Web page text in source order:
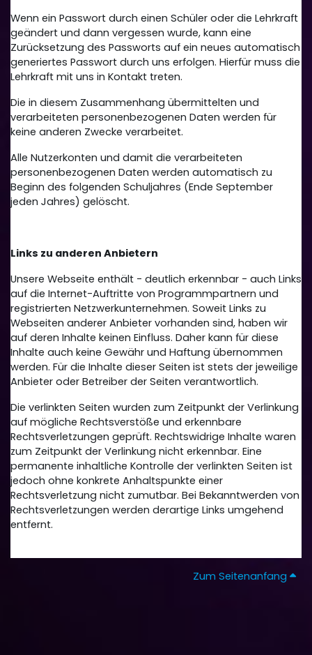
Wenn ein Passwort durch einen Schüler oder die Lehrkraft
geändert und dann vergessen wurde, kann eine
Zurücksetzung des Passworts auf ein neues automatisch
generiertes Passwort durch uns erfolgen. Hierfür muss die
Lehrkraft mit uns in Kontakt treten.
Die in diesem Zusammenhang übermittelten und
verarbeiteten personenbezogenen Daten werden für
keine anderen Zwecke verarbeitet.
Alle Nutzerkonten und damit die verarbeiteten
personenbezogenen Daten werden automatisch zu
Beginn des folgenden Schuljahres (Ende September
jeden Jahres) gelöscht.
Links zu anderen Anbietern
Unsere Webseite enthält - deutlich erkennbar - auch Links
auf die Internet-Auftritte von Programmpartnern und
registrierten Netzwerkunternehmen. Soweit Links zu
Webseiten anderer Anbieter vorhanden sind, haben wir
auf deren Inhalte keinen Einfluss. Daher kann für diese
Inhalte auch keine Gewähr und Haftung übernommen
werden. Für die Inhalte dieser Seiten ist stets der jeweilige
Anbieter oder Betreiber der Seiten verantwortlich.
Die verlinkten Seiten wurden zum Zeitpunkt der Verlinkung
auf mögliche Rechtsverstöße und erkennbare
Rechtsverletzungen geprüft. Rechtswidrige Inhalte waren
zum Zeitpunkt der Verlinkung nicht erkennbar. Eine
permanente inhaltliche Kontrolle der verlinkten Seiten ist
jedoch ohne konkrete Anhaltspunkte einer
Rechtsverletzung nicht zumutbar. Bei Bekanntwerden von
Rechtsverletzungen werden derartige Links umgehend
entfernt.
Zum Seitenanfang